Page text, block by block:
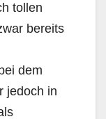
tollen
bereits
dem
jedoch in